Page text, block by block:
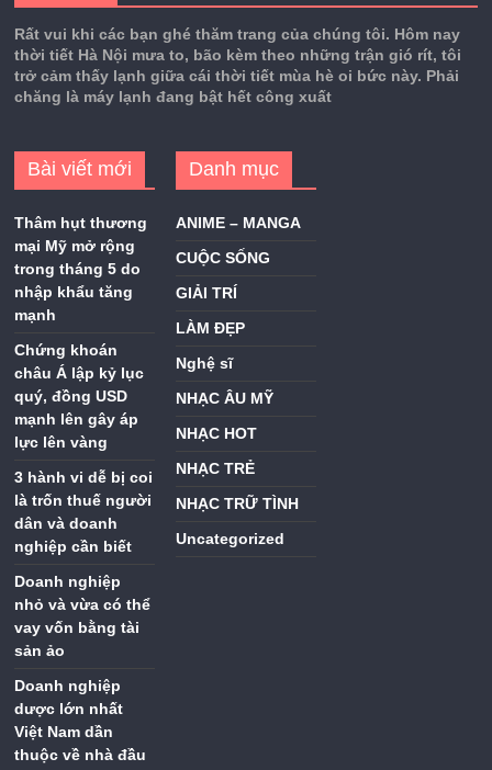
Rất vui khi các bạn ghé thăm trang của chúng tôi. Hôm nay
thời tiết Hà Nội mưa to, bão kèm theo những trận gió rít, tôi
trở cảm thấy lạnh giữa cái thời tiết mùa hè oi bức này. Phải
chăng là máy lạnh đang bật hết công xuất
Bài viết mới
Thâm hụt thương
mại Mỹ mở rộng
trong tháng 5 do
nhập khẩu tăng
mạnh
Chứng khoán
châu Á lập kỷ lục
quý, đồng USD
mạnh lên gây áp
lực lên vàng
3 hành vi dễ bị coi
là trốn thuế người
dân và doanh
nghiệp cần biết
Doanh nghiệp
nhỏ và vừa có thể
vay vốn bằng tài
sản ảo
Doanh nghiệp
dược lớn nhất
Việt Nam dần
thuộc về nhà đầu
Danh mục
ANIME – MANGA
CUỘC SỐNG
GIẢI TRÍ
LÀM ĐẸP
Nghệ sĩ
NHẠC ÂU MỸ
NHẠC HOT
NHẠC TRẺ
NHẠC TRỮ TÌNH
Uncategorized